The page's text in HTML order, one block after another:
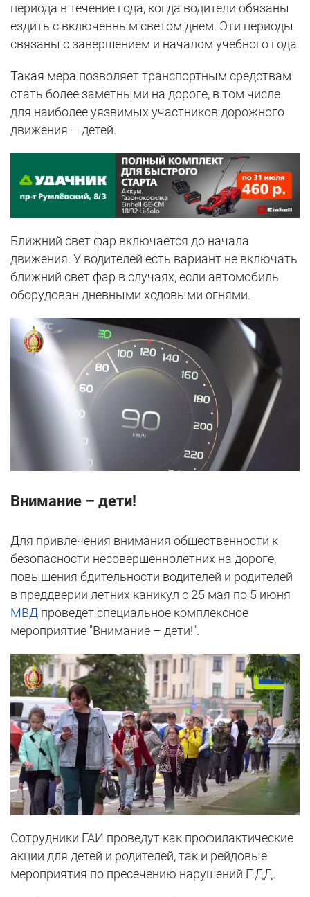
периода в течение года, когда водители обязаны
ездить с включенным светом днем. Эти периоды
связаны с завершением и началом учебного года.
Такая мера позволяет транспортным средствам
стать более заметными на дороге, в том числе
для наиболее уязвимых участников дорожного
движения – детей.
Ближний свет фар включается до начала
движения. У водителей есть вариант не включать
ближний свет фар в случаях, если автомобиль
оборудован дневными ходовыми огнями.
Внимание – дети!
Для привлечения внимания общественности к
безопасности несовершеннолетних на дороге,
повышения бдительности водителей и родителей
в преддверии летних каникул с 25 мая по 5 июня
МВД проведет специальное комплексное
мероприятие "Внимание – дети!".
Сотрудники ГАИ проведут как профилактические
акции для детей и родителей, так и рейдовые
мероприятия по пресечению нарушений ПДД.